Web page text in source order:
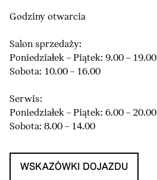
Godziny otwarcia
Salon sprzedaży:
Poniedziałek – Piątek: 9.00 – 19.00
Sobota: 10.00 – 16.00
Serwis:
Poniedziałek – Piątek: 6.00 – 20.00
Sobota: 8.00 – 14.00
WSKAZÓWKI DOJAZDU